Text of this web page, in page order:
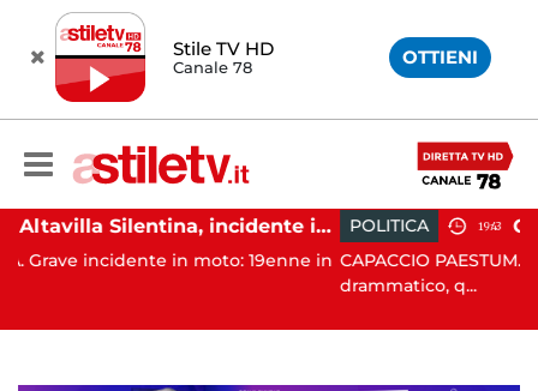
Stile TV HD
Canale 78 OTTIENI
Altavilla Silentina, incidente in moto nella notte: 19enne in prognosi riservata
in moto: 19enne in
POLITICA 19:43
CAPACCIO PAESTUM. È stato un